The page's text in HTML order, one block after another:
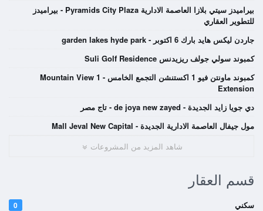
بيراميدز سيتي بلازا العاصمة الادارية Pyramids City Plaza - بيراميدز
للتطوير العقاري
جاردن ليكس هايد بارك 6 اكتوبر - garden lakes hyde park
كمبوند سولي جولف ريزيدنس Suli Golf Residence
كمبوند ماونتن فيو 1 اكستنشن التجمع الخامس - Mountain View 1
Extension
دي جويا زايد الجديدة - de joya new zayed - تاج مصر
مول جيفال العاصمة الادارية الجديدة - Mall Jeval New Capital
شاهد المزيد من المشروعات
قسم العقار
سكني 0